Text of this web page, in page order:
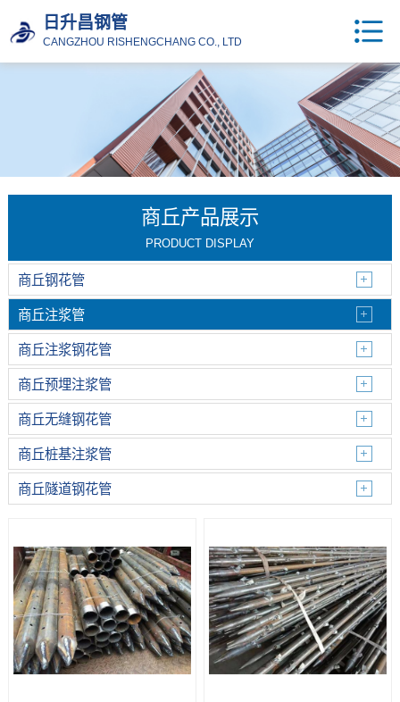
日升昌钢管
CANGZHOU RISHENGCHANG CO., LTD
商丘产品展示
PRODUCT DISPLAY
商丘钢花管
商丘注浆管
商丘注浆钢花管
商丘预埋注浆管
商丘无缝钢花管
商丘桩基注浆管
商丘隧道钢花管